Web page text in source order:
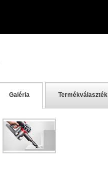
Galéria Termékválaszték